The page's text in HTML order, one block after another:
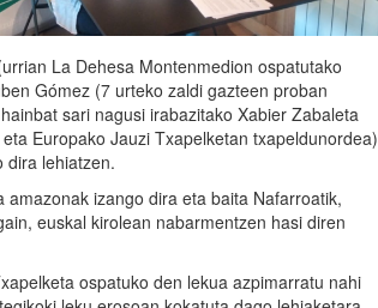
La Dehesa Montenmedion ospatutako
Gómez (7 urteko zaldi gazteen proban
sari nagusi irabazitako Xabier Zabaleta
Europako Jauzi Txapelketan txapeldunordea)
dira lehiatzen.
izango dira eta baita Nafarroatik,
euskal kirolean nabarmentzen hasi diren
ospatuko den lekua azpimarratu nahi